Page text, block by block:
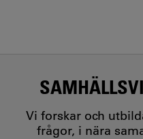
Vi forskar och
frågor, i nära